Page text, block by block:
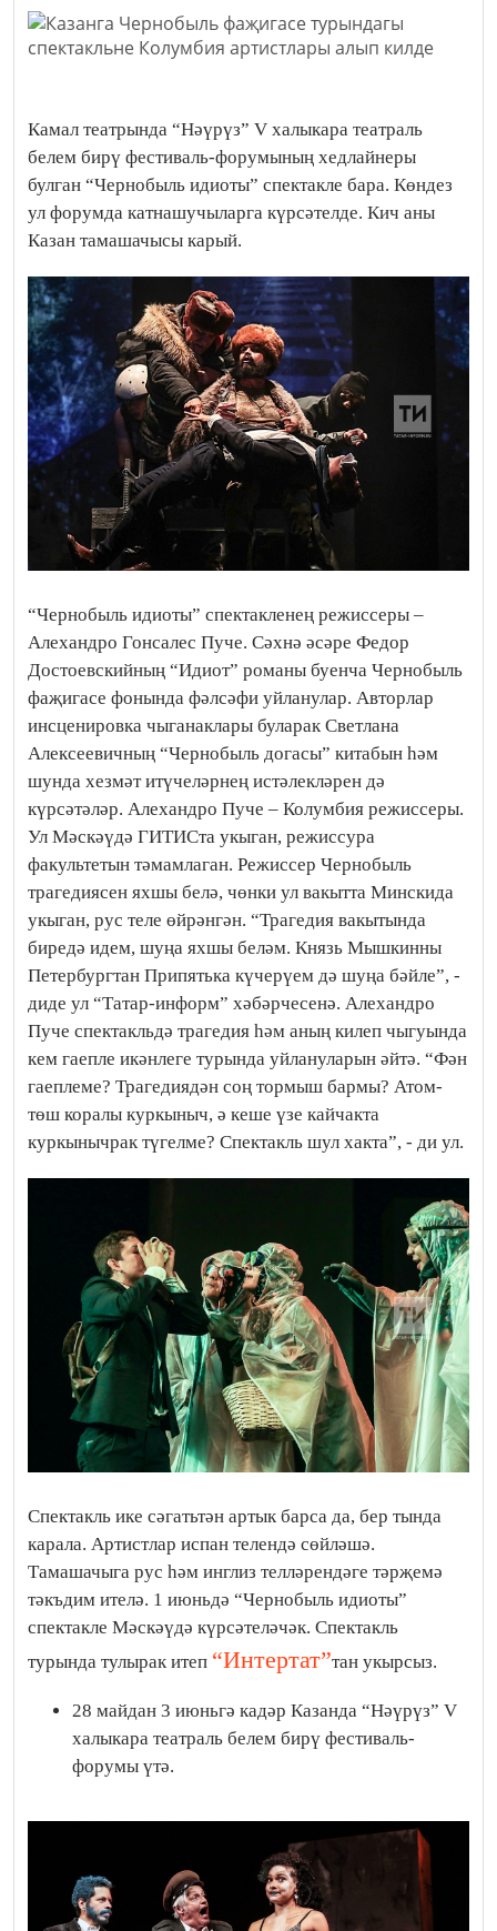
Камал театрында “Нәүрүз” V халыкара театраль
белем бирү фестиваль-форумының хедлайнеры
булган “Чернобыль идиоты” спектакле бара. Көндез
ул форумда катнашучыларга күрсәтелде. Кич аны
Казан тамашачысы карый.
“Чернобыль идиоты” спектакленең режиссеры –
Алехандро Гонсалес Пуче. Сәхнә әсәре Федор
Достоевскийның “Идиот” романы буенча Чернобыль
фаҗигасе фонында фәлсәфи уйланулар. Авторлар
инсценировка чыганаклары буларак Светлана
Алексеевичның “Чернобыль догасы” китабын һәм
шунда хезмәт итүчеләрнең истәлекләрен дә
күрсәтәләр. Алехандро Пуче – Колумбия режиссеры.
Ул Мәскәүдә ГИТИСта укыган, режиссура
факультетын тәмамлаган. Режиссер Чернобыль
трагедиясен яхшы белә, чөнки ул вакытта Минскида
укыган, рус теле өйрәнгән. “Трагедия вакытында
биредә идем, шуңа яхшы беләм. Князь Мышкинны
Петербургтан Припятька күчерүем дә шуңа бәйле”, -
диде ул “Татар-информ” хәбәрчесенә. Алехандро
Пуче спектакльдә трагедия һәм аның килеп чыгуында
кем гаепле икәнлеге турында уйлануларын әйтә. “Фән
гаеплеме? Трагедиядән соң тормыш бармы? Атом-
төш коралы куркыныч, ә кеше үзе кайчакта
куркынычрак түгелме? Спектакль шул хакта”, - ди ул.
Спектакль ике сәгатьтән артык барса да, бер тында
карала. Артистлар испан телендә сөйләшә.
Тамашачыга рус һәм инглиз телләрендәге тәрҗемә
тәкъдим ителә. 1 июньдә “Чернобыль идиоты”
спектакле Мәскәүдә күрсәтеләчәк. Спектакль
турында тулырак итеп “Интертат”тан укырсыз.
28 майдан 3 июньгә кадәр Казанда “Нәүрүз” V
халыкара театраль белем бирү фестиваль-
форумы үтә.